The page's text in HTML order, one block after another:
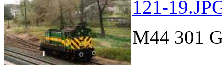
121-
M44 301